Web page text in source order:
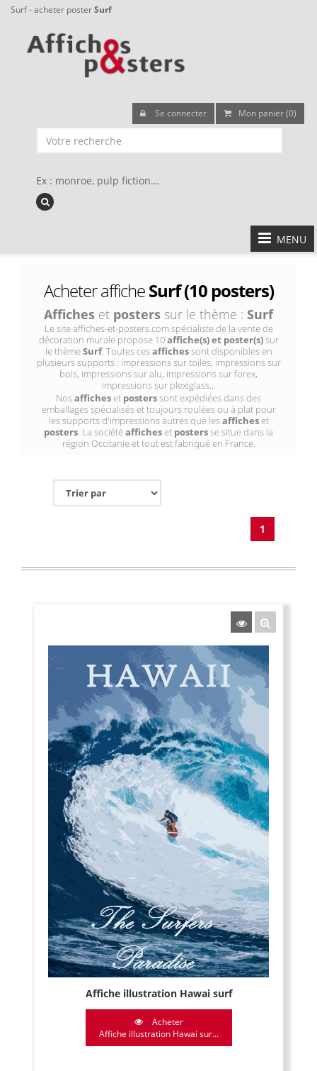
Surf - acheter posterSurf
Se connecter Mon panier (0)
Ex : monroe, pulp fiction...
MENU
Acheter afficheSurf (10 posters)
Affiches et posters sur le thème : Surf
Le site affiches-et-posters.com spécialiste de la vente de
décoration murale propose 10affiche(s) et poster(s)sur
le thèmeSurf. Toutes cesaffichessont disponibles en
plusieurs supports : impressions sur toiles, impressions sur
bois, impressions sur alu, impressions sur forex,
impressions sur plexiglass...
Nosafficheset posterssont expédiées dans des
emballages spécialisés et toujours roulées ou à plat pour
les supports d'impressions autres que lesafficheset
posters. La sociétéafficheset postersse situe dans la
région Occitanie et tout est fabriqué en France.
1
Affiche illustration Hawai surf
Acheter
Affiche illustration Hawai sur...